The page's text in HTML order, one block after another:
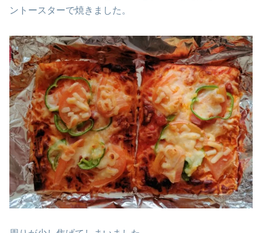
ントースターで焼きました。